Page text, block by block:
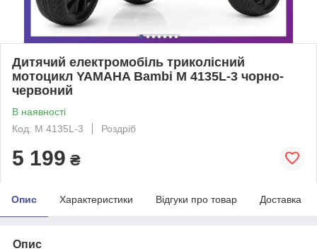
Дитячий електромобіль триколісний
мотоцикл YAMAHA Bambi M 4135L-3 чорно-
червоний
В наявності
Код: M 4135L-3
Роздріб
5 199 ₴
Опис Характеристики Відгуки про товар Доставка
Опис